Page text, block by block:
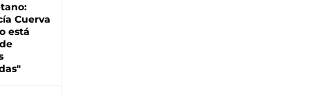
Cuerva
está